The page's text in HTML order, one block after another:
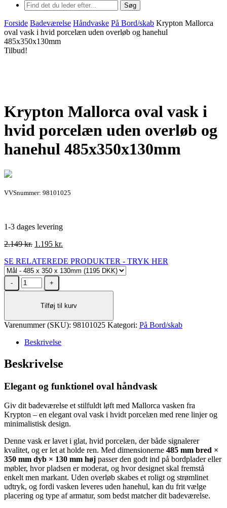
Søg
Forside Badeværelse Håndvaske På Bord/skab Krypton Mallorca
oval vask i hvid porcelæn uden overløb og hanehul
485x350x130mm
Tilbud!
Krypton Mallorca oval vask i
hvid porcelæn uden overløb og
hanehul 485x350x130mm
VVSnummer: 98101025
1-3 dages levering
2.149kr. Den
pris
var:
2.149 kr..
1.195 kr.
pris
er:
SE RELATEREDE PRODUKTER - TRYK HER
Krypton
Mallorca
hvid
uden
og
hanehul
antal
Tilføj til kurv
Varenummer (SKU): 98101025 Kategori: På Bord/skab
Beskrivelse
Beskrivelse
Elegant og funktionel oval håndvask
Giv dit badeværelse et stilfuldt løft med Mallorca vasken fra
Krypton – en elegant oval vask i hvidt porcelæn med rene linjer og
minimalistisk design.
Denne vask er lavet i glat, hvid porcelæn, der både signalerer
kvalitet, og er let at holde ren. Med dimensionerne 485 mm bred ×
350 mm dyb × 130 mm høj passer den godt ind på bordplader eller
møbler, hvor pladsen er moderat, og hvor designet skal fremstå
enkelt men markant. Uden overløb skabes et roligt og strømlinet
udtryk, og fordi vasken leveres uden hanehul, kan du frit vælge
placering og type af armatur, som bedst matcher dit badeværelse.